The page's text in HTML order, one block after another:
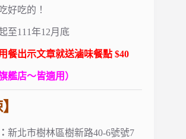
好吃的！
至111年12月底
餐出示文章就送滷味餐點 $40
艦店～皆適用）
新北市樹林區樹新路40-6號號7